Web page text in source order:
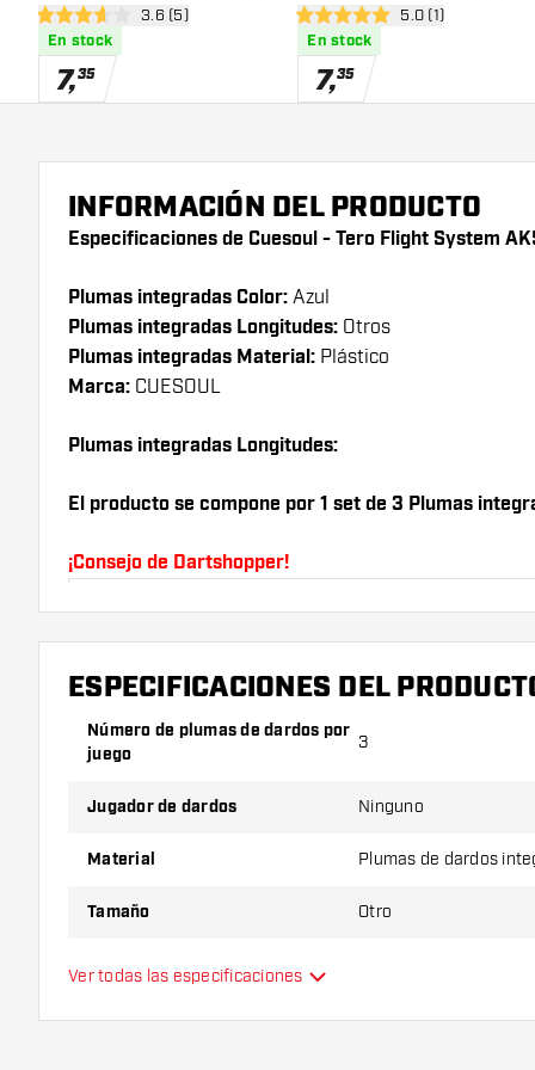
Black
abrir panel de reseñas
3.6 estrellas de puntuación
3.6 (5)
En stock
7,35
White
abrir panel de
5 estrellas de puntuación
5.0 (1)
En stock
7,35
INFORMACIÓN DEL PRODUCTO
Especificaciones de Cuesoul - Tero Flight System
Plumas integradas Color: Azul
Plumas integradas Longitudes: Otros
Plumas integradas Material: Plástico
Marca: CUESOUL
Plumas integradas Longitudes:
El producto se compone por 1 set de 3 Plumas
¡Consejo de Dartshopper!
Asegúrate de tener suficientes plumas y cañas.
romperse con el uso.
descubrir qué variante es mejor para ti.
ESPECIFICACIONES DEL
Número de plumas de dardos por
juego
3
Jugador de dardos Ninguno
Material Plumas de dardos
Tamaño Otro
Flexibilidad
Ver todas las especificaciones